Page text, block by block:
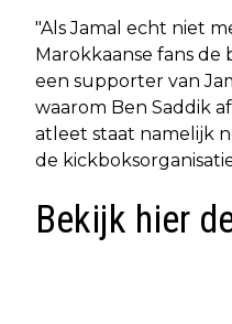
"Als Jamal echt niet
Marokkaanse fans
een supporter van
waarom Ben Saddik
atleet staat namelijk
de
Bekijk hier